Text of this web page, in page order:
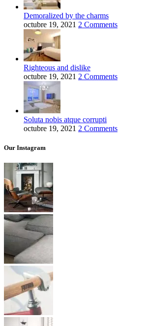
Demoralized by the charms
octubre 19, 2021 2 Comments
Righteous and dislike
octubre 19, 2021 2 Comments
Soluta nobis atque corrupti
octubre 19, 2021 2 Comments
Our Instagram